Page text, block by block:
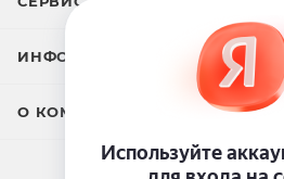
ИНФОРМАЦИЯ
О КОМПАНИИ